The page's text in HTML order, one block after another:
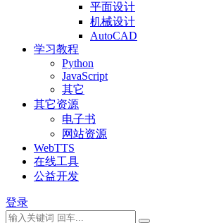
平面设计
机械设计
AutoCAD
学习教程
Python
JavaScript
其它
其它资源
电子书
网站资源
WebTTS
在线工具
公益开发
登录